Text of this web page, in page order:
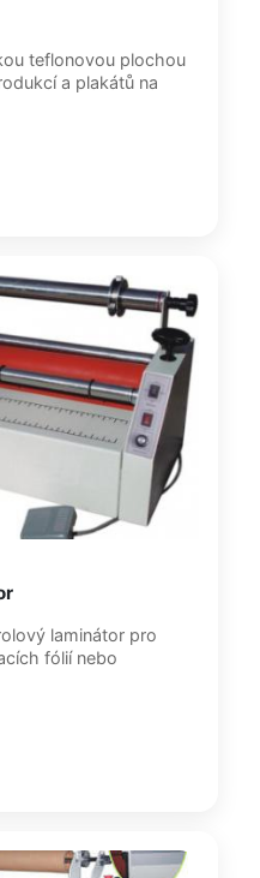
teflonovou plochou
a plakátů na
laminátor pro
fólií nebo